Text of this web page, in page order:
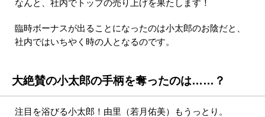
なんと、社内でトップの売り上げを果たします！
臨時ボーナスが出ることになったのは小太郎のお陰だと、
社内ではいちやく時の人となるのです。
大絶賛の小太郎の手柄を奪ったのは……？
注目を浴びる小太郎！由里（若月佑美）もうっとり。